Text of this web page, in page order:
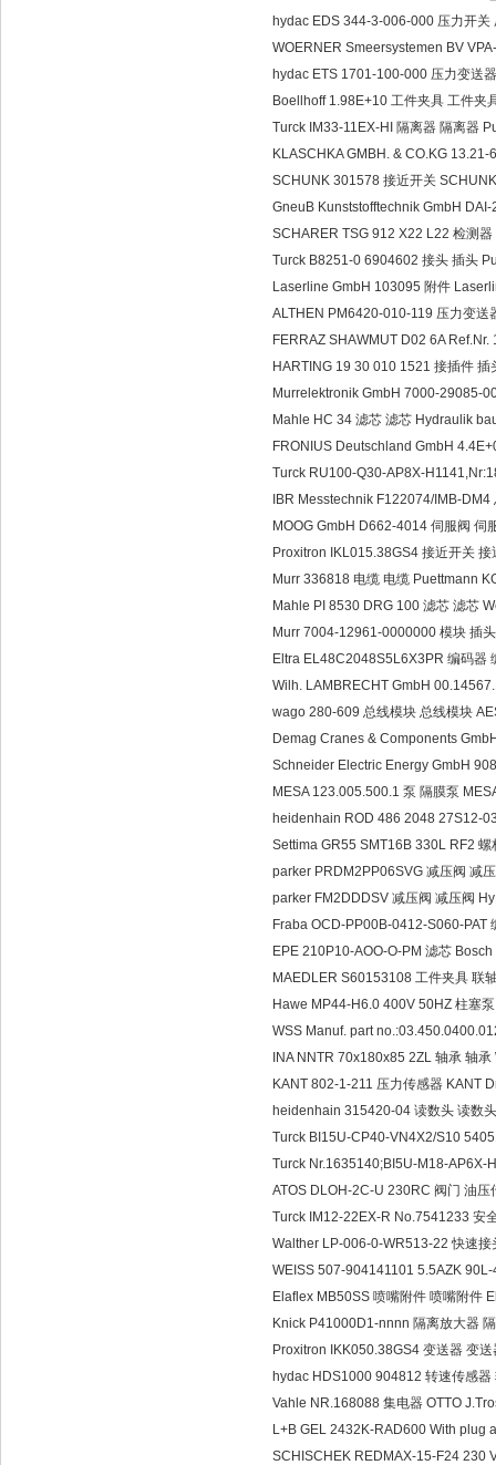
hydac EDS 344-3-006-000 压力开
WOERNER Smeersystemen BV
hydac ETS 1701-100-000 压力变送
Boellhoff 1.98E+10 工件夹具 工件
Turck IM33-11EX-HI 隔离器 隔离器
KLASCHKA GMBH. & CO.KG
SCHUNK 301578 接近开关
GneuB Kunststofftechnik GmbH
SCHARER TSG 912 X22 L22 检测
Turck B8251-0 6904602 接头 插头
Laserline GmbH 103095 附件
ALTHEN PM6420-010-119 压力变
FERRAZ SHAWMUT D02 6A
HARTING 19 30 010 1521 接插件
Murrelektronik GmbH 7000-29085-
Mahle HC 34 滤芯 滤芯 Hydraulik
FRONIUS Deutschland GmbH
Turck RU100-Q30-AP8X-
IBR Messtechnik F122074/IMB-
MOOG GmbH D662-4014 伺服阀 伺
Proxitron IKL015.38GS4 接近开关
Murr 336818 电缆 电缆 Puettmann
Mahle PI 8530 DRG 100 滤芯 滤芯
Murr 7004-12961-0000000 模块 插
Eltra EL48C2048S5L6X3PR 编码器
Wilh. LAMBRECHT GmbH
wago 280-609 总线模块 总线模块
Demag Cranes & Components
Schneider Electric Energy GmbH
MESA 123.005.500.1 泵 隔膜泵
heidenhain ROD 486 2048 27S12-
Settima GR55 SMT16B 330L RF2
parker PRDM2PP06SVG 减压阀 减
parker FM2DDDSV 减压阀 减压阀
Fraba OCD-PP00B-0412-S060-PAT
EPE 210P10-AOO-O-PM 滤芯
MAEDLER S60153108 工件夹具 联
Hawe MP44-H6.0 400V 50HZ 柱塞
WSS Manuf. part
INA NNTR 70x180x85 2ZL 轴承 轴
KANT 802-1-211 压力传感器 KANT
heidenhain 315420-04 读数头 读数
Turck BI15U-CP40-VN4X2/S10
Turck Nr.1635140;BI5U-M18-AP6X-
ATOS DLOH-2C-U 230RC 阀门 油压
Turck IM12-22EX-R No.7541233 安
Walther LP-006-0-WR513-22 快速
WEISS 507-904141101 5.5AZK
Elaflex MB50SS 喷嘴附件 喷嘴附件
Knick P41000D1-nnnn 隔离放大器
Proxitron IKK050.38GS4 变送器 变
hydac HDS1000 904812 转速传感
Vahle NR.168088 集电器 OTTO
L+B GEL 2432K-RAD600 With plug
SCHISCHEK REDMAX-15-F24 230